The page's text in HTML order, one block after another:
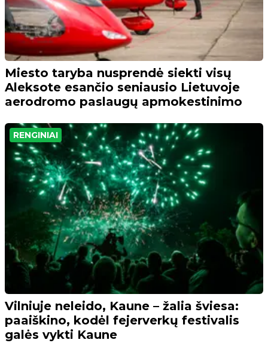
Miesto taryba nusprendė siekti visų
Aleksote esančio seniausio Lietuvoje
aerodromo paslaugų apmokestinimo
RENGINIAI
Vilniuje neleido, Kaune – žalia šviesa:
paaiškino, kodėl fejerverkų festivalis
galės vykti Kaune